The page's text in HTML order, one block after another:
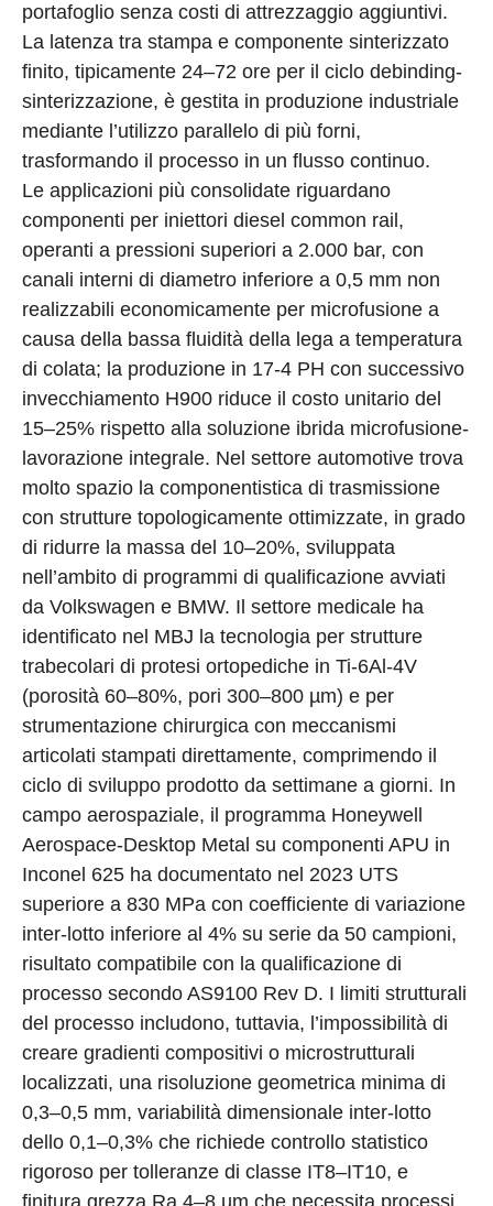
portafoglio senza costi di attrezzaggio aggiuntivi.
La latenza tra stampa e componente sinterizzato
finito, tipicamente 24–72 ore per il ciclo debinding-
sinterizzazione, è gestita in produzione industriale
mediante l’utilizzo parallelo di più forni,
trasformando il processo in un flusso continuo.
Le applicazioni più consolidate riguardano
componenti per iniettori diesel common rail,
operanti a pressioni superiori a 2.000 bar, con
canali interni di diametro inferiore a 0,5 mm non
realizzabili economicamente per microfusione a
causa della bassa fluidità della lega a temperatura
di colata; la produzione in 17-4 PH con successivo
invecchiamento H900 riduce il costo unitario del
15–25% rispetto alla soluzione ibrida microfusione-
lavorazione integrale. Nel settore automotive trova
molto spazio la componentistica di trasmissione
con strutture topologicamente ottimizzate, in grado
di ridurre la massa del 10–20%, sviluppata
nell’ambito di programmi di qualificazione avviati
da Volkswagen e BMW. Il settore medicale ha
identificato nel MBJ la tecnologia per strutture
trabecolari di protesi ortopediche in Ti-6Al-4V
(porosità 60–80%, pori 300–800 µm) e per
strumentazione chirurgica con meccanismi
articolati stampati direttamente, comprimendo il
ciclo di sviluppo prodotto da settimane a giorni. In
campo aerospaziale, il programma Honeywell
Aerospace-Desktop Metal su componenti APU in
Inconel 625 ha documentato nel 2023 UTS
superiore a 830 MPa con coefficiente di variazione
inter-lotto inferiore al 4% su serie da 50 campioni,
risultato compatibile con la qualificazione di
processo secondo AS9100 Rev D. I limiti strutturali
del processo includono, tuttavia, l’impossibilità di
creare gradienti compositivi o microstrutturali
localizzati, una risoluzione geometrica minima di
0,3–0,5 mm, variabilità dimensionale inter-lotto
dello 0,1–0,3% che richiede controllo statistico
rigoroso per tolleranze di classe IT8–IT10, e